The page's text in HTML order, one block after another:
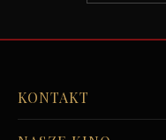
KONTAKT